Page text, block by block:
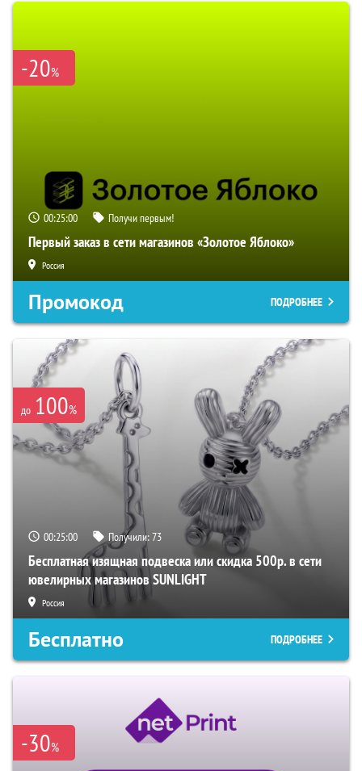
-20%
00:24:59 Получи первым!
Первый заказ в сети магазинов «Золотое Яблоко»
Россия
Промокод ПОДРОБНЕЕ
до 100%
00:24:59 Получили:73
Бесплатная изящная подвеска или скидка 500р. в сети
ювелирных магазинов SUNLIGHT
Россия
Бесплатно ПОДРОБНЕЕ
-30%